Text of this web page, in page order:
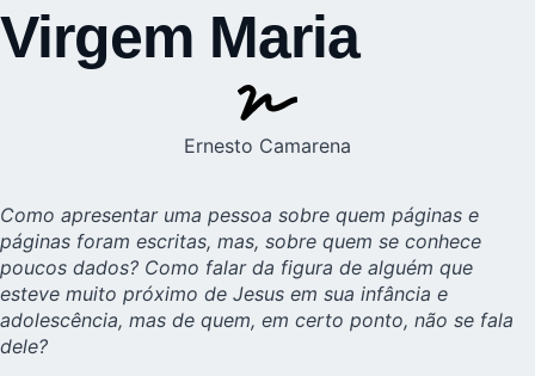
Virgem Maria
Ernesto Camarena
Como apresentar uma pessoa sobre quem páginas e
páginas foram escritas, mas, sobre quem se conhece
poucos dados? Como falar da figura de alguém que
esteve muito próximo de Jesus em sua infância e
adolescência, mas de quem, em certo ponto, não se fala
dele?